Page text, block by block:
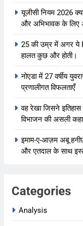
यूजीसी नियम 2026
और अभिभावक के लिए
25 की उम्र में अगर ये
हालत कुछ और होती।
नोएडा में 27 वर्षीय
प्रणालीगत विफलताएँ
वह रेखा जिसने
विभाजन की असली
इमाम-ए-आज़म अबू
और एतदाल के साथ
Categories
Analysis